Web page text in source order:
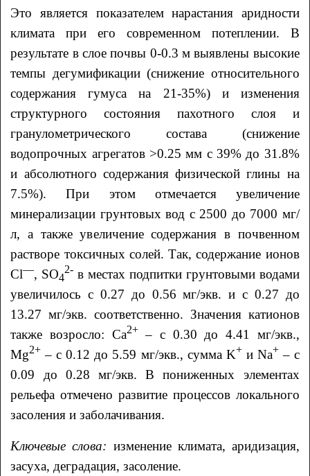
Это является показателем нарастания аридности
климата при его современном потеплении. В
результате в слое почвы 0-0.3 м выявлены высокие
темпы дегумификации (снижение относительного
содержания гумуса на 21-35%) и изменения
структурного состояния пахотного слоя и
гранулометрического состава (снижение
водопрочных агрегатов >0.25 мм с 39% до 31.8%
и абсолютного содержания физической глины на
7.5%). При этом отмечается увеличение
минерализации грунтовых вод с 2500 до 7000 мг/
л, а также увеличение содержания в почвенном
растворе токсичных солей. Так, содержание ионов
Cl—, SO4
2- в местах подпитки грунтовыми водами
увеличилось с 0.27 до 0.56 мг/экв. и с 0.27 до
13.27 мг/экв. соответственно. Значения катионов
также возросло: Ca2+– с 0.30 до 4.41 мг/экв.,
Mg2+ – с 0.12 до 5.59 мг/экв., сумма K+и Na+– с
0.09 до 0.28 мг/экв. В пониженных элементах
рельефа отмечено развитие процессов локального
засоления и заболачивания.
Ключевые слова: изменение климата, аридизация,
засуха, деградация, засоление.